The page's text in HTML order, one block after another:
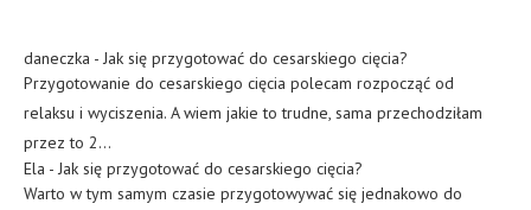
daneczka - Jak się przygotować do cesarskiego cięcia?
Przygotowanie do cesarskiego cięcia polecam rozpocząć od
relaksu i wyciszenia. A wiem jakie to trudne, sama przechodziłam
przez to 2…
Ela - Jak się przygotować do cesarskiego cięcia?
Warto w tym samym czasie przygotowywać się jednakowo do